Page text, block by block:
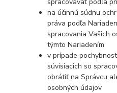
na účinnú súdnu
práva podľa
spracovania Vašich
týmto Nariadením
v prípade
súvisiacich so
obrátiť na Správcu
osobných údajov